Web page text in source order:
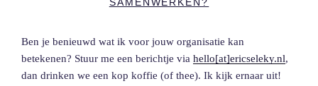
SAMENWERKEN?
Ben je benieuwd wat ik voor jouw organisatie kan
betekenen? Stuur me een berichtje via hello[at]ericseleky.nl,
dan drinken we een kop koffie (of thee). Ik kijk ernaar uit!